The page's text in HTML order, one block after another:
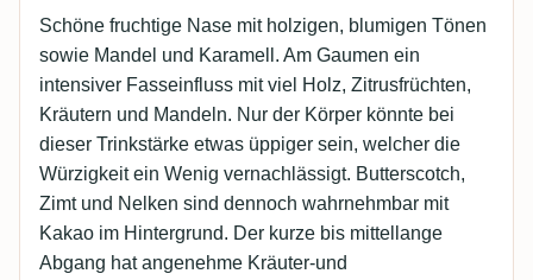
Schöne fruchtige Nase mit holzigen, blumigen Tönen
sowie Mandel und Karamell. Am Gaumen ein
intensiver Fasseinfluss mit viel Holz, Zitrusfrüchten,
Kräutern und Mandeln. Nur der Körper könnte bei
dieser Trinkstärke etwas üppiger sein, welcher die
Würzigkeit ein Wenig vernachlässigt. Butterscotch,
Zimt und Nelken sind dennoch wahrnehmbar mit
Kakao im Hintergrund. Der kurze bis mittellange
Abgang hat angenehme Kräuter-und